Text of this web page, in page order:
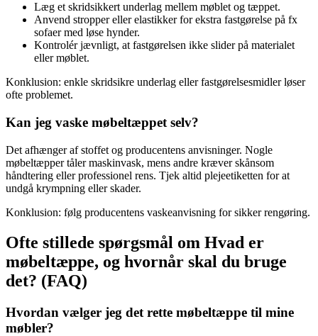
Læg et skridsikkert underlag mellem møblet og tæppet.
Anvend stropper eller elastikker for ekstra fastgørelse på fx
sofaer med løse hynder.
Kontrolér jævnligt, at fastgørelsen ikke slider på materialet
eller møblet.
Konklusion: enkle skridsikre underlag eller fastgørelsesmidler løser
ofte problemet.
Kan jeg vaske møbeltæppet selv?
Det afhænger af stoffet og producentens anvisninger. Nogle
møbeltæpper tåler maskinvask, mens andre kræver skånsom
håndtering eller professionel rens. Tjek altid plejeetiketten for at
undgå krympning eller skader.
Konklusion: følg producentens vaskeanvisning for sikker rengøring.
Ofte stillede spørgsmål om Hvad er
møbeltæppe, og hvornår skal du bruge
det? (FAQ)
Hvordan vælger jeg det rette møbeltæppe til mine
møbler?